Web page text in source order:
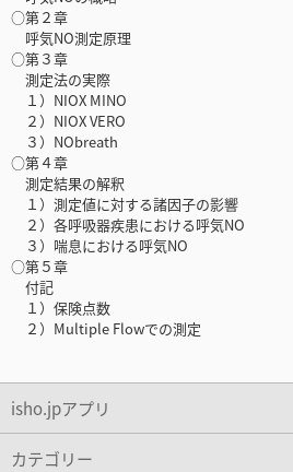
○第２章
呼気NO測定原理
○第３章
測定法の実際
１）NIOX MINO
２）NIOX VERO
３）NObreath
○第４章
測定結果の解釈
１）測定値に対する諸因子の影響
２）各呼吸器疾患における呼気NO
３）喘息における呼気NO
○第５章
付記
１）保険点数
２）Multiple Flowでの測定
isho.jpアプリ
カテゴリー